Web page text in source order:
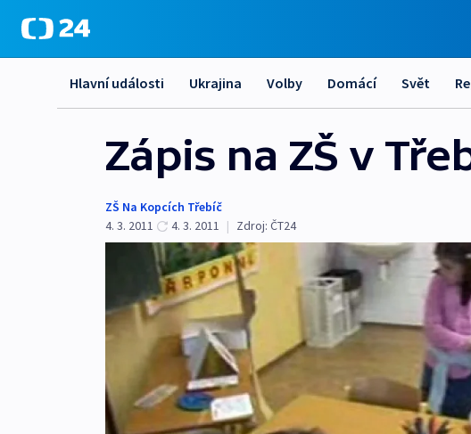
Hlavní události Ukrajina Volby Domácí Svět
Zápis na ZŠ v
ZŠ Na Kopcích Třebíč
4. 3. 2011
4. 3. 2011 | Zdroj: ČT24